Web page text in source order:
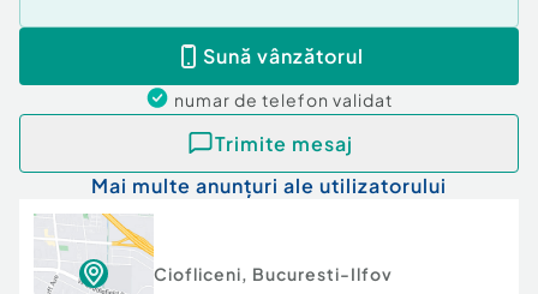
Lot 505mp X 50 euro + Tva = 30.500 euro
88mp cotă drum X 33 euro + Tva =3.500 euro
593mp sup. totală, preț total = 34.000 euro
Pentru mai multe detalii, vă rog, să mă contactați!
Proprietatea este reprezentată exclusiv de
TUDOR City.
Comisionul este 0% pentru cumpărător.
Id intern: 12451
Sună vânzătorul
numar de telefon validat
Trimite mesaj
Mai multe anunțuri ale utilizatorului
Ciofliceni, Bucuresti-Ilfov